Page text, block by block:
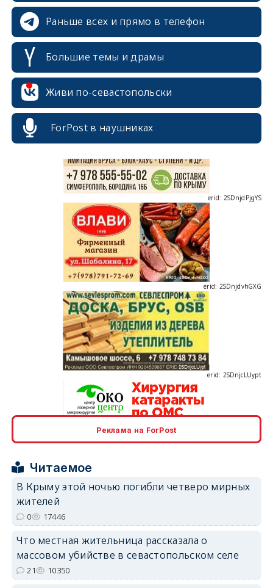
Раньше всех и прямо в телефон
Большие темы и драмы
Живи по-севастопольски
ForPost в наушниках
erid: 2SDnjcrDNw6
erid: 2SDnjdPjgYS
erid: 2SDnjdvhGXG
Реклама на ForPost
Читаемое
В Крыму этой ночью погибли четверо мирных
жителей
0 17446
Что местная жительница рассказала о
массовом убийстве в севастопольском селе
21 10350